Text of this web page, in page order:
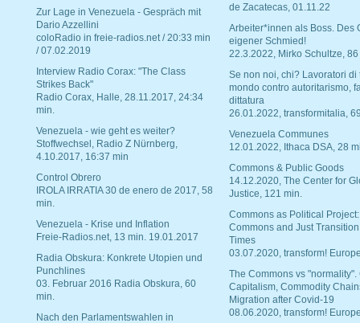
Zur Lage in Venezuela - Gespräch mit
Dario Azzellini
coloRadio in freie-radios.net / 20:33 min
/ 07.02.2019
Interview Radio Corax: "The Class
Strikes Back"
Radio Corax, Halle, 28.11.2017, 24:34
min.
Venezuela - wie geht es weiter?
Stoffwechsel, Radio Z Nürnberg,
4.10.2017, 16:37 min
Control Obrero
IROLA IRRATIA 30 de enero de 2017, 58
min.
Venezuela - Krise und Inflation
Freie-Radios.net, 13 min. 19.01.2017
Radia Obskura: Konkrete Utopien und
Punchlines
03. Februar 2016 Radia Obskura, 60
min.
Nach den Parlamentswahlen in
de Zacatecas, 01.11.22
Arbeiter*innen als Boss. Des
eigener Schmied!
22.3.2022, Mirko Schultze, 86
Se non noi, chi? Lavoratori di
mondo contro autoritarismo,
dittatura
26.01.2022, transformitalia,
Venezuela Communes
12.01.2022, Ithaca DSA, 28
Commons & Public Goods
14.12.2020, The Center for
Justice, 121 min.
Commons as Political Project:
Commons and Just
Times
03.07.2020, transform!
The Commons vs "normality".
Capitalism, Commodity
Migration after Covid-19
08.06.2020, transform!